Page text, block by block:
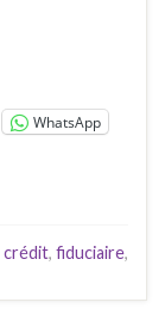
WhatsApp
crédit, fiduciaire,